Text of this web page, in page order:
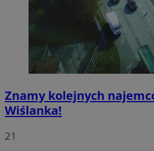
Znamy kolejnych
Wiślanka!
21